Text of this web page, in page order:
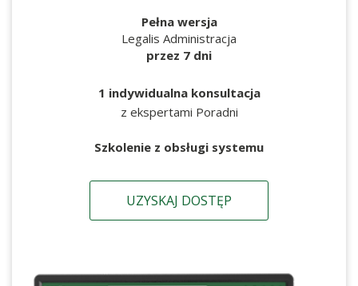
Pełna wersja
Legalis Administracja
przez 7 dni
1 indywidualna konsultacja
z ekspertami Poradni
Szkolenie z obsługi systemu
UZYSKAJ DOSTĘP